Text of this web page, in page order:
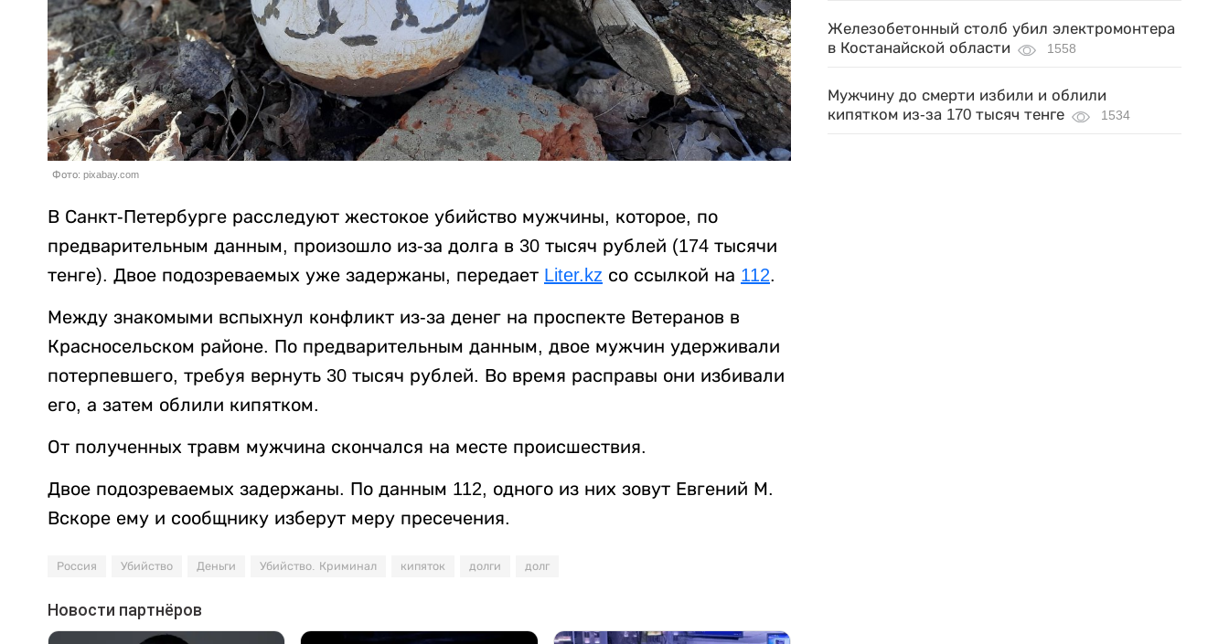
Фото: pixabay.com
В Санкт-Петербурге расследуют жестокое убийство мужчины, которое, по
предварительным данным, произошло из-за долга в 30 тысяч рублей (174 тысячи
тенге). Двое подозреваемых уже задержаны, передает Liter.kz со ссылкой на 112.
Между знакомыми вспыхнул конфликт из-за денег на проспекте Ветеранов в
Красносельском районе. По предварительным данным, двое мужчин удерживали
потерпевшего, требуя вернуть 30 тысяч рублей. Во время расправы они избивали
его, а затем облили кипятком.
От полученных травм мужчина скончался на месте происшествия.
Двое подозреваемых задержаны. По данным 112, одного из них зовут Евгений М.
Вскоре ему и сообщнику изберут меру пресечения.
Россия Убийство Деньги Убийство. Криминал кипяток долги долг
Железобетонный столб убил электромонтера
в Костанайской области
1558
Мужчину до смерти избили и облили
кипятком из-за 170 тысяч тенге
1534